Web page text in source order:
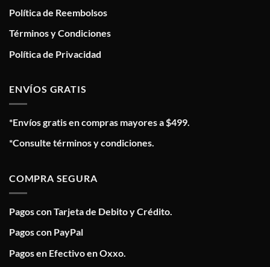
Política de Reembolsos
Términos y Condiciones
Política de Privacidad
ENVÍOS GRATIS
*Envíos gratis en compras mayores a $499.
*Consulte términos y condiciones.
COMPRA SEGURA
Pagos con Tarjeta de Debito y Crédito.
Pagos con PayPal
Pagos en Efectivo en Oxxo.